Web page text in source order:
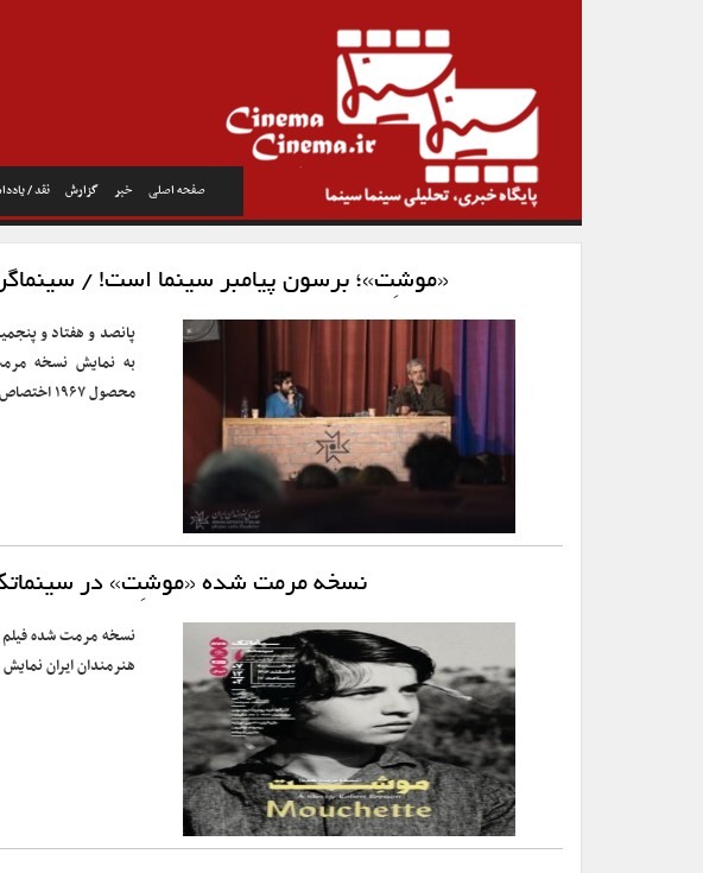
صفحه اصلی خبر گزارش نقد /
«موشِت»؛ برسون پیامبر سینما است! /
به نمایش نسخه
محصول ۱۹۶۷ اختصاص داشت.
نسخه مرمت شده «موشِت» در سینماتک
نسخه مرمت شده فیلم
هنرمندان ایران